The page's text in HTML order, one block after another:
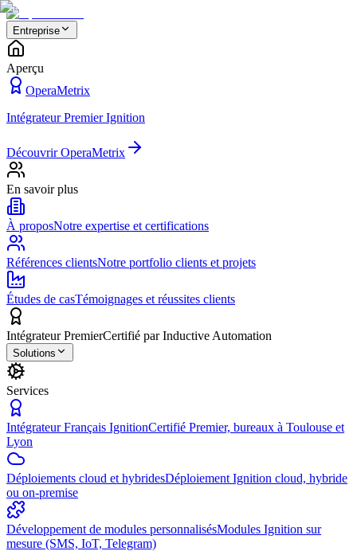
Entreprise
Aperçu
OperaMetrix
Intégrateur Premier Ignition
Découvrir OperaMetrix
En savoir plus
À proposNotre expertise et certifications
Références clientsNotre portfolio clients et projets
Études de casTémoignages et réussites clients
Intégrateur PremierCertifié par Inductive Automation
Solutions
Services
Intégrateur Français IgnitionCertifié Premier, bureaux à Toulouse et
Lyon
Déploiements cloud et hybridesDéploiement Ignition cloud, hybride
ou on-premise
Développement de modules personnalisésModules Ignition sur
mesure (SMS, IoT, Telegram)